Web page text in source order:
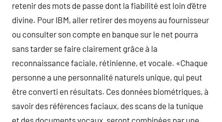
retenir des mots de passe dont la fiabilité est loin d’être
divine. Pour IBM, aller retirer des moyens au fournisseur
ou consulter son compte en banque sur le net pourra
sans tarder se faire clairement grâce à la
reconnaissance faciale, rétinienne, et vocale. «Chaque
personne a une personnalité naturels unique, qui peut
être converti en résultats. Ces données biométriques, à
savoir des références faciaux, des scans de la tunique
et des documents vocaux, seront combinées par une